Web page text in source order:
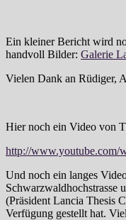
Ein kleiner Bericht wird
handvoll Bilder: Galerie
Vielen Dank an Rüdiger,
Hier noch ein Video von
http://
Und noch ein langes
Schwarzwaldhochstrasse
(Präsident Lancia Thesis
Verfügung gestellt hat.